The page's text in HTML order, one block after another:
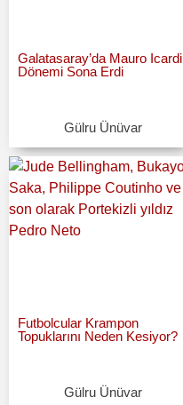
Galatasaray’da Mauro Icardi
Dönemi Sona Erdi
Gülru Ünüvar
Futbolcular Krampon
Topuklarını Neden Kesiyor?
Gülru Ünüvar